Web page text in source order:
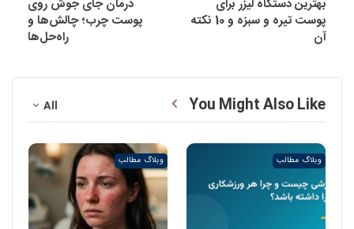
بهترین دستگاه لیزر برای
پوست تیره و سبزه و 10 نکته
آن
درمان جای جوش روی
پوست چرب؛ چالش‌ها و
راه‌حل‌ها
All You Might Also Like
وبلاگ مطالب وبلاگ مطالب